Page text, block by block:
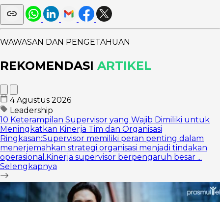
WAWASAN DAN PENGETAHUAN
REKOMENDASI ARTIKEL
4 Agustus 2026
Leadership
10 Keterampilan Supervisor yang Wajib Dimiliki untuk
Meningkatkan Kinerja Tim dan Organisasi
Ringkasan:Supervisor memiliki peran penting dalam
menerjemahkan strategi organisasi menjadi tindakan
operasional.Kinerja supervisor berpengaruh besar ...
Selengkapnya